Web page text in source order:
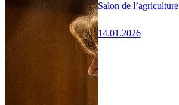
Salon de l’agriculture
14.01.2026